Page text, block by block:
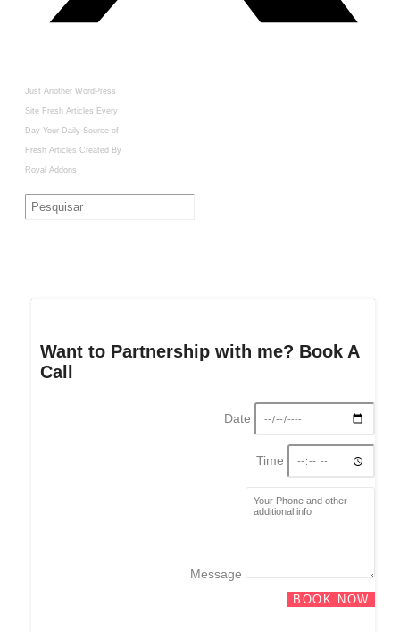
Just Another WordPress
Site Fresh Articles Every
Day Your Daily Source of
Fresh Articles Created By
Royal Addons
Want to Partnership with me? Book A
Call
Date
Time
Message
BOOK NOW